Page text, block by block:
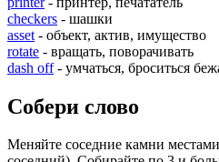
checkers - шашки
asset - объект, актив, имущество
rotate - вращать, поворачивать
dash off- умчаться, броситься
Собери слово
Меняйте соседние камни